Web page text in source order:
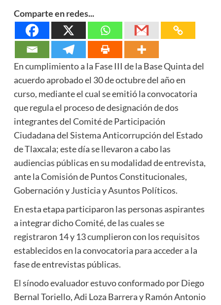
Comparte en redes...
En cumplimiento a la Fase III de la Base Quinta del
acuerdo aprobado el 30 de octubre del año en
curso, mediante el cual se emitió la convocatoria
que regula el proceso de designación de dos
integrantes del Comité de Participación
Ciudadana del Sistema Anticorrupción del Estado
de Tlaxcala; este día se llevaron a cabo las
audiencias públicas en su modalidad de entrevista,
ante la Comisión de Puntos Constitucionales,
Gobernación y Justicia y Asuntos Políticos.
En esta etapa participaron las personas aspirantes
a integrar dicho Comité, de las cuales se
registraron 14 y 13 cumplieron con los requisitos
establecidos en la convocatoria para acceder a la
fase de entrevistas públicas.
El sínodo evaluador estuvo conformado por Diego
Bernal Toriello, Adi Loza Barrera y Ramón Antonio